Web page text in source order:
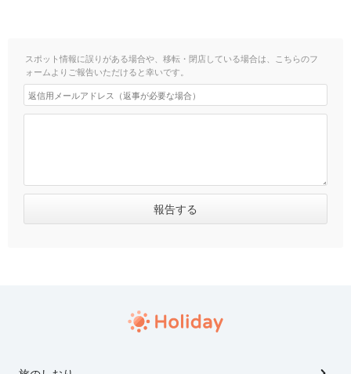
スポット情報に誤りがある場合や、移転・閉店している場合は、こちらのフ
ォームよりご報告いただけると幸いです。